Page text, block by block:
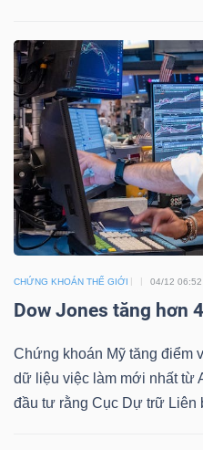
CHỨNG KHOÁN THẾ GIỚI 04/12 06:52
Dow Jones tăng hơn
Chứng khoán Mỹ tăng điểm
dữ liệu việc làm mới nhất từ
đầu tư rằng Cục Dự trữ Liên
TÀI
CHÍNH
CÔNG
NGHỆ
THÔNG